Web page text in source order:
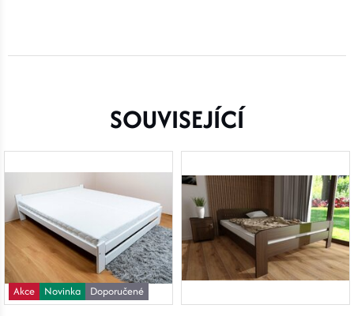
SOUVISEJÍCÍ
Akce Novinka
Doporučené